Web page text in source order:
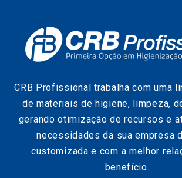
CRB Profissional trabalha com uma
de materiais de higiene, limpeza,
gerando otimização de recursos e
necessidades da sua empresa
customizada e com a melhor
benefício.